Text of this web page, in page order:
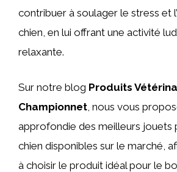
contribuer à soulager le stress et
chien, en lui offrant une activité
relaxante.
Sur notre blog Produits
Championnet , nous vous
approfondie des meilleurs jouets
chien disponibles sur le marché,
à choisir le produit idéal pour le